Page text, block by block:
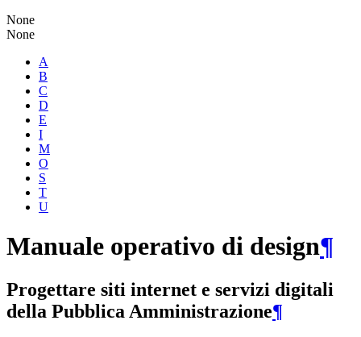
None
None
A
B
C
D
E
I
M
O
S
T
U
Manuale operativo di design¶
Progettare siti internet e servizi digitali
della Pubblica Amministrazione¶